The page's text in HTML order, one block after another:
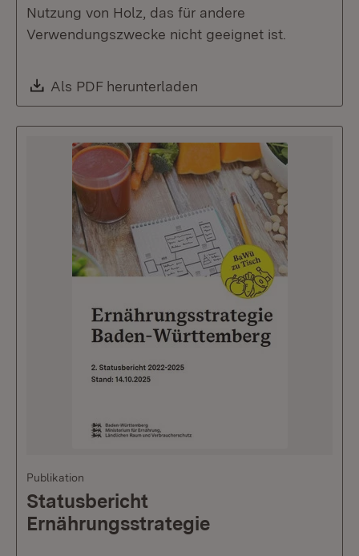
Nutzung von Holz, das für andere
Verwendungszwecke nicht geeignet ist.
Download:
Als PDF herunterladen
Publikation
Statusbericht
Ernährungsstrategie